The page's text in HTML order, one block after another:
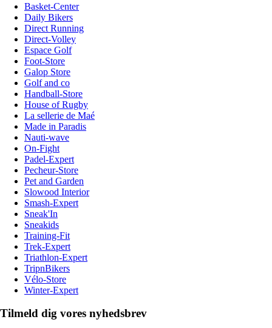
Basket-Center
Daily Bikers
Direct Running
Direct-Volley
Espace Golf
Foot-Store
Galop Store
Golf and co
Handball-Store
House of Rugby
La sellerie de Maé
Made in Paradis
Nauti-wave
On-Fight
Padel-Expert
Pecheur-Store
Pet and Garden
Slowood Interior
Smash-Expert
Sneak'In
Sneakids
Training-Fit
Trek-Expert
Triathlon-Expert
TripnBikers
Vélo-Store
Winter-Expert
Tilmeld dig vores nyhedsbrev